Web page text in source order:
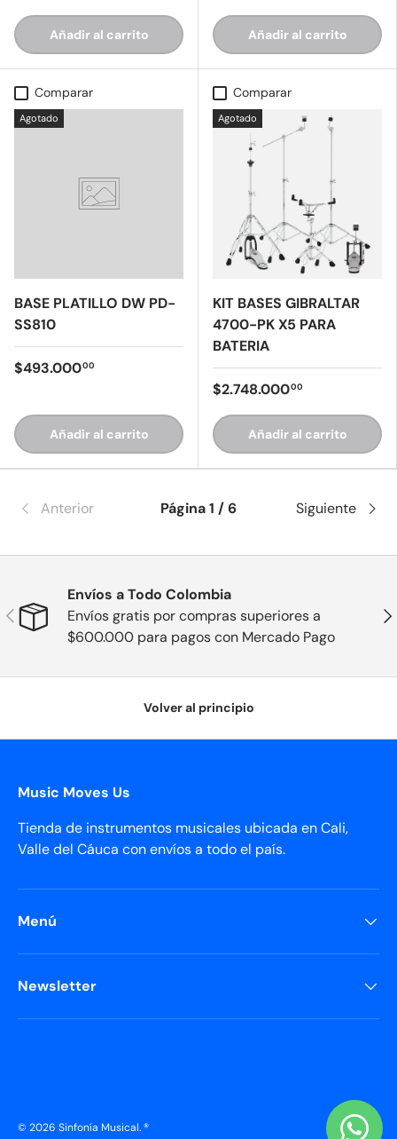
Añadir al carrito Añadir al carrito
Comparar
Agotado
BASE PLATILLO DW PD-
SS810
$493.00000
Añadir al carrito
Comparar
Agotado
KIT BASES GIBRALTAR
4700-PK X5 PARA
BATERIA
$2.748.00000
Añadir al carrito
Anterior Página 1 / 6 Siguiente
Anterior
Envíos a Todo Colombia
Envíos gratis por compras superiores a
$600.000 para pagos con Mercado Pago
Volver al principio
Music Moves Us
Tienda de instrumentos musicales ubicada en Cali,
Valle del Cáuca con envíos a todo el país.
Menú
Newsletter
© 2026 Sinfonía Musical.®